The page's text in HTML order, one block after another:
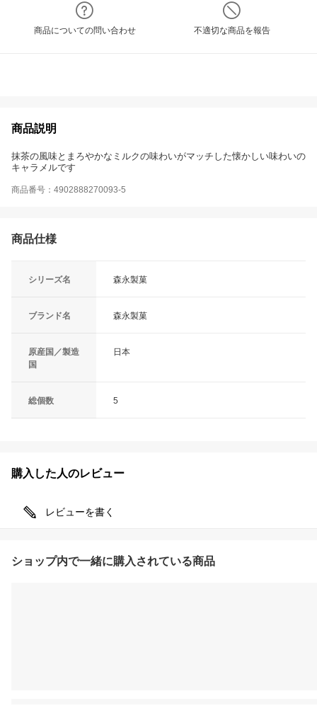
商品についての問い合わせ 不適切な商品を報告
商品説明
抹茶の風味とまろやかなミルクの味わいがマッチした懐かしい味わいの
キャラメルです
商品番号：4902888270093-5
商品仕様
シリーズ名 森永製菓
ブランド名 森永製菓
原産国／製造
国
日本
総個数 5
購入した人のレビュー
レビューを書く
ショップ内で一緒に購入されている商品